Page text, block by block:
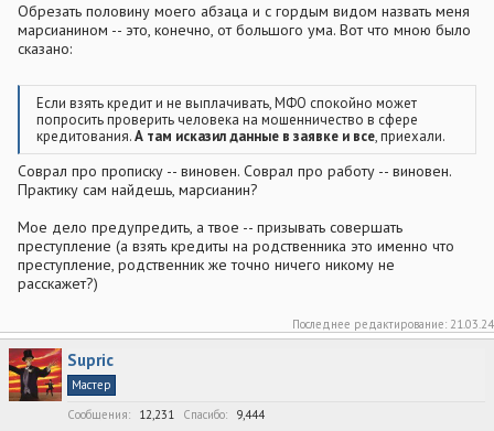
Обрезать половину моего абзаца и с гордым видом назвать меня
марсианином -- это, конечно, от большого ума. Вот что мною было
сказано:
Если взять кредит и не выплачивать, МФО спокойно может
попросить проверить человека на мошенничество в сфере
кредитования.А там исказил данные в заявке и все, приехали.
Соврал про прописку -- виновен. Соврал про работу -- виновен.
Практику сам найдешь, марсианин?
Мое дело предупредить, а твое -- призывать совершать
преступление (а взять кредиты на родственника это именно что
преступление, родственник же точно ничего никому не
расскажет?)
Последнее редактирование: 21.03.24
Supric
Мастер
Сообщения
12,231 Спасибо 9,444